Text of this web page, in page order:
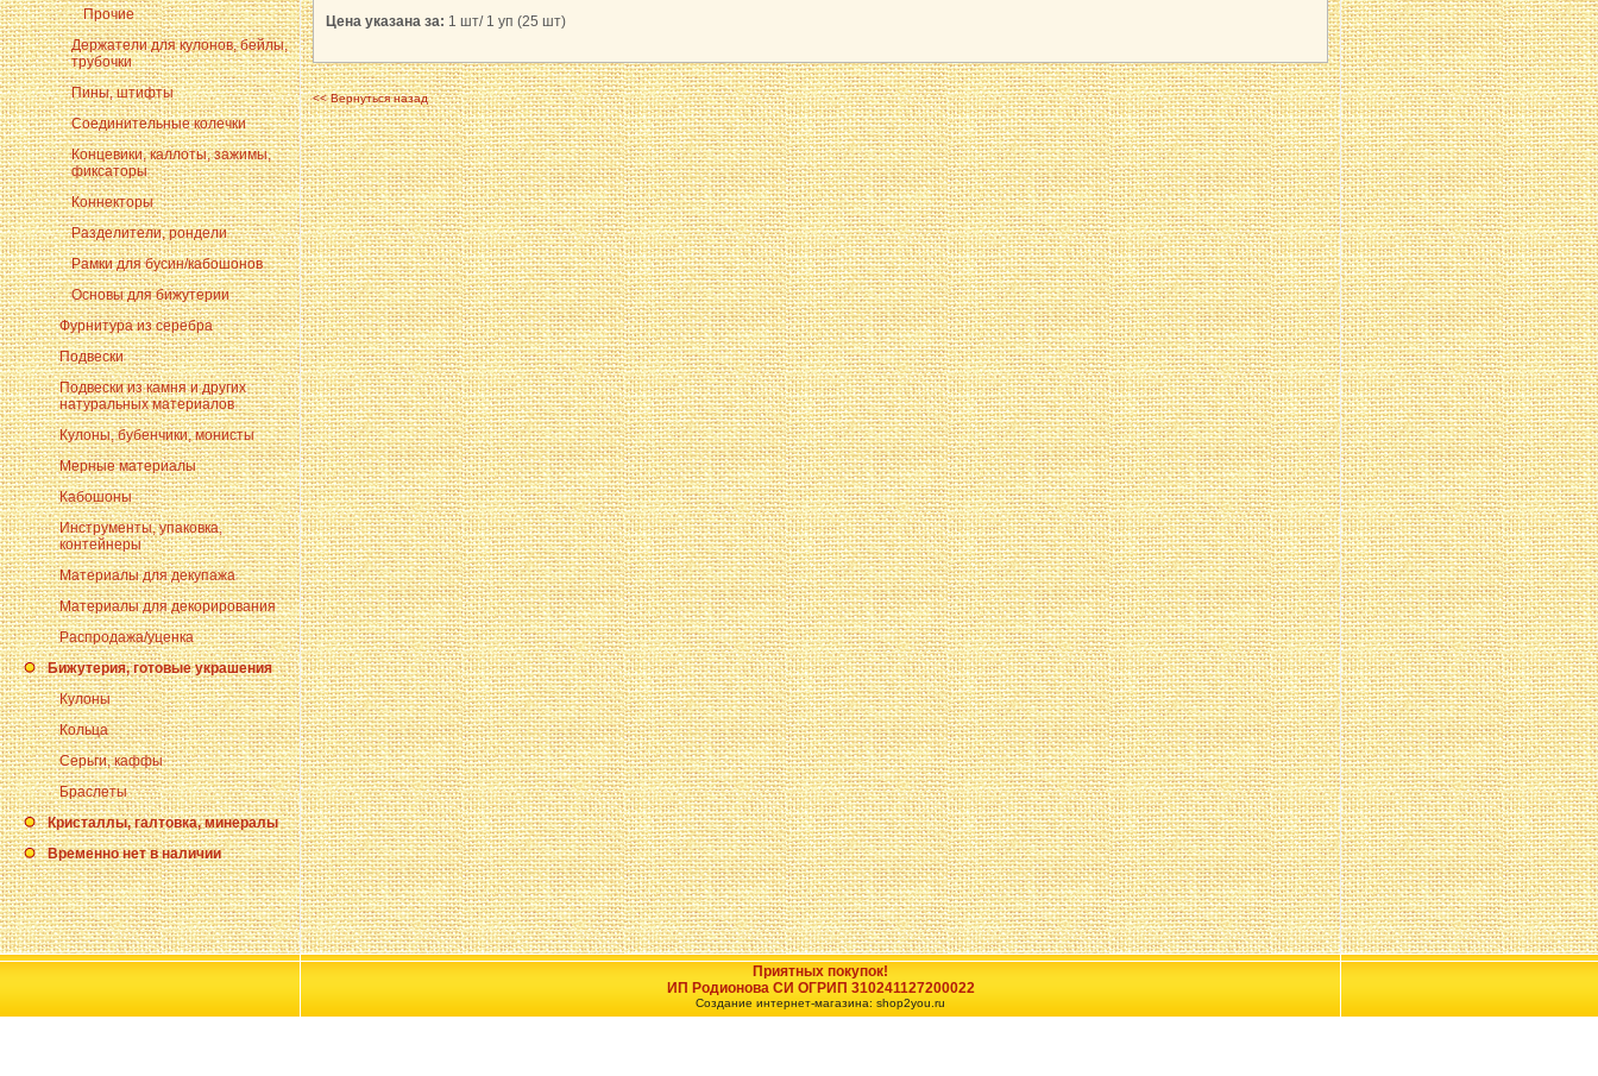
Прочие
Держатели для кулонов, бейлы,
трубочки
Пины, штифты
Соединительные колечки
Концевики, каллоты, зажимы,
фиксаторы
Коннекторы
Разделители, рондели
Рамки для бусин/кабошонов
Основы для бижутерии
Фурнитура из серебра
Подвески
Подвески из камня и других
натуральных материалов
Кулоны, бубенчики, монисты
Мерные материалы
Кабошоны
Инструменты, упаковка,
контейнеры
Материалы для декупажа
Материалы для декорирования
Распродажа/уценка
Бижутерия, готовые украшения
Кулоны
Кольца
Серьги, каффы
Браслеты
Кристаллы, галтовка, минералы
Временно нет в наличии
Цена указана за: 1 шт/ 1 уп (25 шт)
<< Вернуться назад
Приятных покупок!
ИП Родионова СИ ОГРИП 310241127200022
Создание интернет-магазина: shop2you.ru